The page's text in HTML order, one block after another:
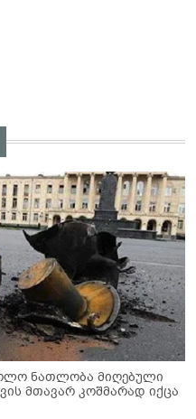
ნათლობა მიღებული
მთავარ კოშმარად იქცა